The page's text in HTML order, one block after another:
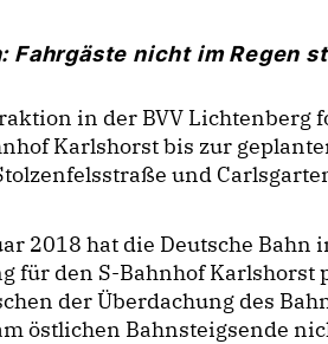
Fahrgäste nicht im Regen
in der BVV Lichtenberg
Karlshorst bis zur
und
2018 hat die Deutsche
für den S-Bahnhof
der Überdachung des
östlichen Bahnsteigsende